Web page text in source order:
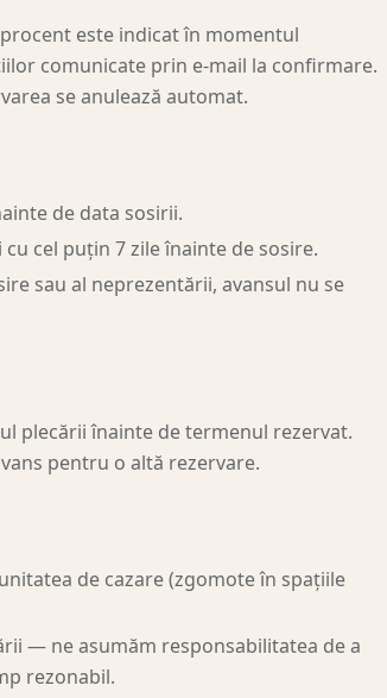
este indicat în momentul
comunicate prin e-mail la confirmare.
se anulează automat.
de data sosirii.
cel puțin 7 zile înainte de sosire.
sau al neprezentării, avansul nu se
plecării înainte de termenul rezervat.
pentru o altă rezervare.
de cazare (zgomote în spațiile
— ne asumăm responsabilitatea de a
rezonabil.